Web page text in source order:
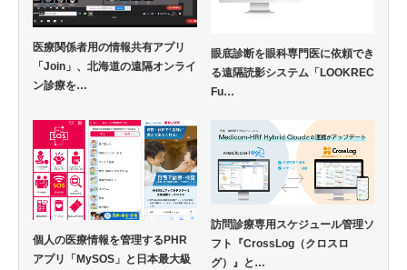
医療関係者用の情報共有アプリ
「Join」、北海道の遠隔オンライ
ン診療を…
眼底診断を眼科専門医に依頼でき
る遠隔読影システム「LOOKREC
Fu…
個人の医療情報を管理するPHR
アプリ「MySOS」と日本最大級
訪問診療専用スケジュール管理ソ
フト『CrossLog（クロスロ
グ）』と…